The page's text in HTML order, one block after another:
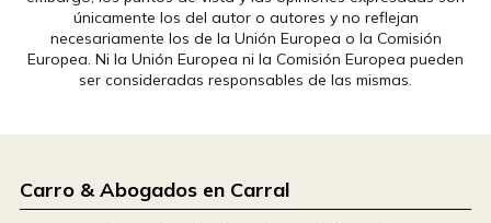
únicamente los del autor o autores y no reflejan
necesariamente los de la Unión Europea o la Comisión
Europea. Ni la Unión Europea ni la Comisión Europea pueden
ser consideradas responsables de las mismas.
Carro & Abogados en Carral